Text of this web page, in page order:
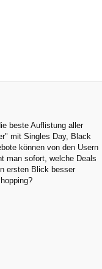
beste Auflistung aller
mit Singles Day, Black
können von den Usern
man sofort, welche Deals
ersten Blick besser